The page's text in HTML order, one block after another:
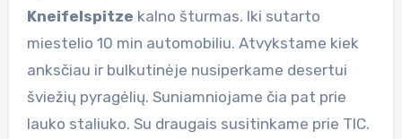
Kneifelspitze kalno šturmas. Iki sutarto
miestelio 10 min automobiliu. Atvykstame kiek
anksčiau ir bulkutinėje nusiperkame desertui
šviežių pyragėlių. Suniamniojame čia pat prie
lauko staliuko. Su draugais susitinkame prie TIC.